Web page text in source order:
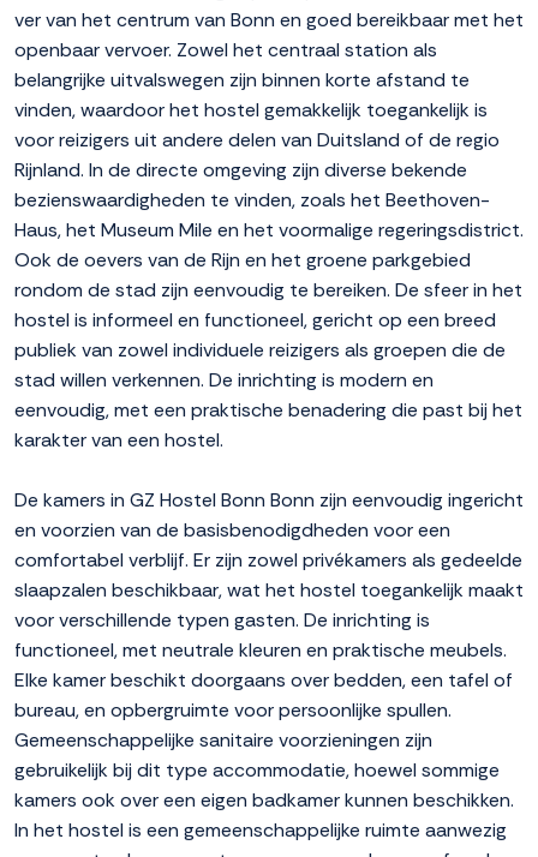
ver van het centrum van Bonn en goed bereikbaar met het
openbaar vervoer. Zowel het centraal station als
belangrijke uitvalswegen zijn binnen korte afstand te
vinden, waardoor het hostel gemakkelijk toegankelijk is
voor reizigers uit andere delen van Duitsland of de regio
Rijnland. In de directe omgeving zijn diverse bekende
bezienswaardigheden te vinden, zoals het Beethoven-
Haus, het Museum Mile en het voormalige regeringsdistrict.
Ook de oevers van de Rijn en het groene parkgebied
rondom de stad zijn eenvoudig te bereiken. De sfeer in het
hostel is informeel en functioneel, gericht op een breed
publiek van zowel individuele reizigers als groepen die de
stad willen verkennen. De inrichting is modern en
eenvoudig, met een praktische benadering die past bij het
karakter van een hostel.
De kamers in GZ Hostel Bonn Bonn zijn eenvoudig ingericht
en voorzien van de basisbenodigdheden voor een
comfortabel verblijf. Er zijn zowel privékamers als gedeelde
slaapzalen beschikbaar, wat het hostel toegankelijk maakt
voor verschillende typen gasten. De inrichting is
functioneel, met neutrale kleuren en praktische meubels.
Elke kamer beschikt doorgaans over bedden, een tafel of
bureau, en opbergruimte voor persoonlijke spullen.
Gemeenschappelijke sanitaire voorzieningen zijn
gebruikelijk bij dit type accommodatie, hoewel sommige
kamers ook over een eigen badkamer kunnen beschikken.
In het hostel is een gemeenschappelijke ruimte aanwezig